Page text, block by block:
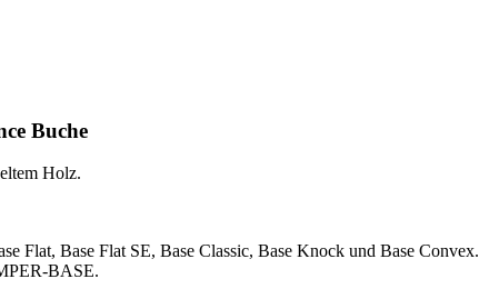
Buche
Holz.
Flat, Base Flat SE, Base Classic, Base Knock und Base Convex.
BASE.